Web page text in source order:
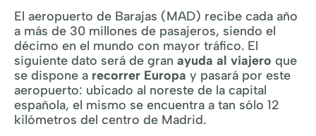
El aeropuerto de Barajas (MAD) recibe cada año
a más de 30 millones de pasajeros, siendo el
décimo en el mundo con mayor tráfico. El
siguiente dato será de gran ayuda al viajero que
se dispone a recorrer Europa y pasará por este
aeropuerto: ubicado al noreste de la capital
española, el mismo se encuentra a tan sólo 12
kilómetros del centro de Madrid.